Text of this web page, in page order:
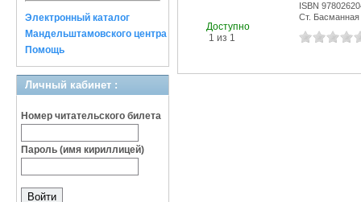
Электронный каталог
Мандельштамовского центра
Помощь
Личный кабинет :
Номер читательского билета
Пароль (имя кириллицей)
Доступно
1 из 1
ISBN
Ст. Басманная